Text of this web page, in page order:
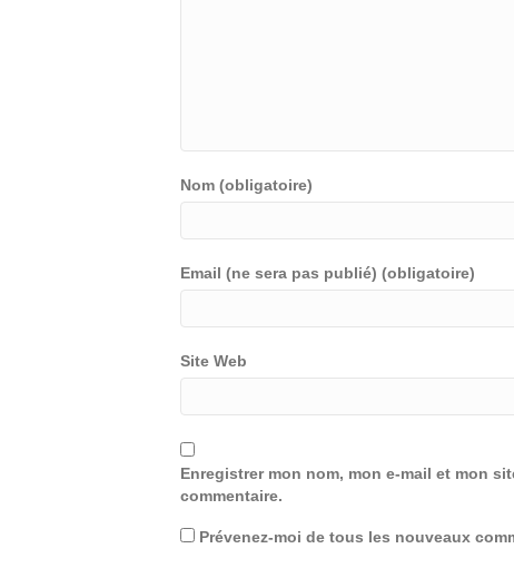
Nom (obligatoire)
Email (ne sera pas publié) (obligatoire)
Site Web
Enregistrer mon nom, mon e-mail et mon
commentaire.
Prévenez-moi de tous les nouveaux